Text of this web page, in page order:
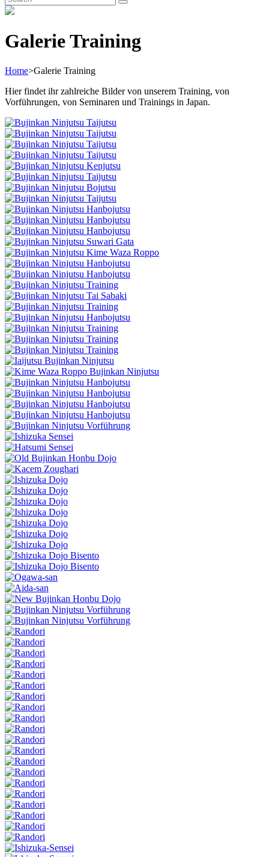
for:
Search
Galerie Training
Home>Galerie Training
Hier findet ihr zahlreiche Bilder von unserem Training, von
Vorführungen, von Seminaren und Trainings in Japan.